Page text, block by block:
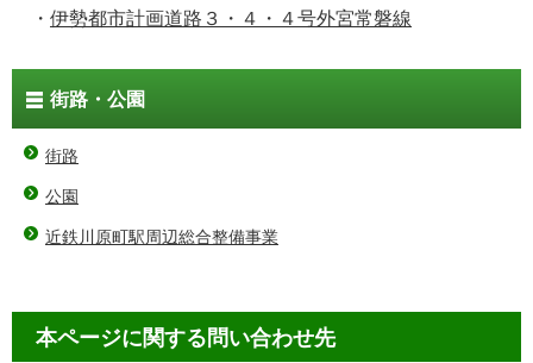
・ 伊勢都市計画道路３・４・４号外宮常磐線
街路・公園
街路
公園
近鉄川原町駅周辺総合整備事業
本ページに関する問い合わせ先